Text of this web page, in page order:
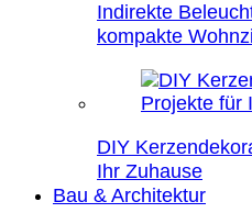
Indirekte
kompakte
DIY
Ihr Zuhause
Bau & Architektur